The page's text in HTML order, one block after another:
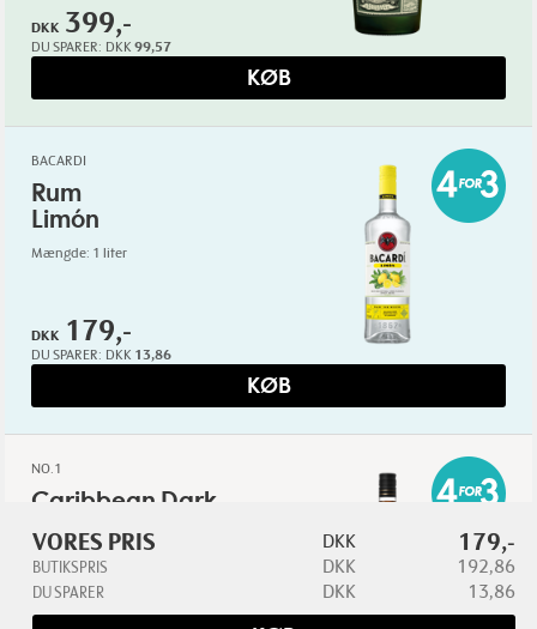
VORES PRIS DKK 179,-
BUTIKSPRIS DKK 192,86
DU SPARER DKK 13,86
DKK 399,-
DU SPARER: DKK 99,57
KØB
BACARDI
Rum
Limón
Mængde: 1 liter
DKK 179,-
DU SPARER: DKK 13,86
KØB
NO.1
Caribbean Dark
Spiced Rum
Sweden
Mængde: 1 liter